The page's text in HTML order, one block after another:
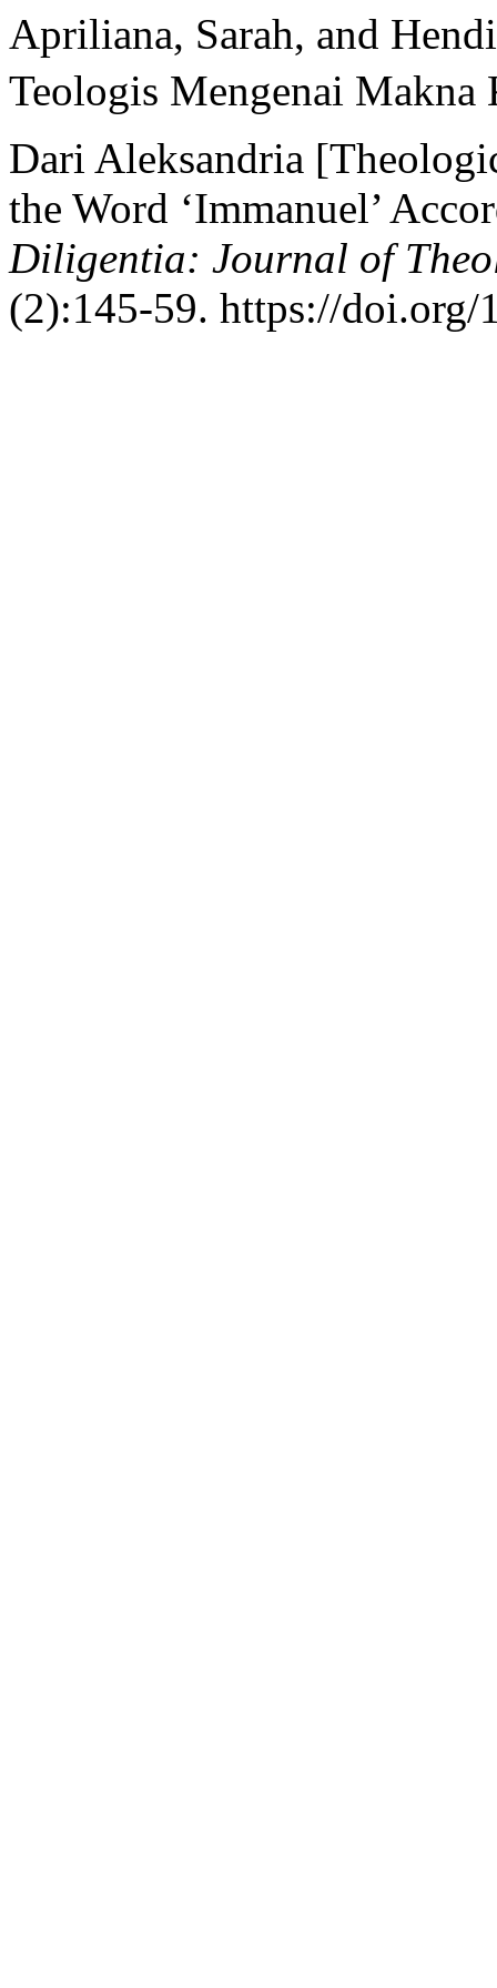
Apriliana, Sarah, and
Teologis Mengenai Makna
Dari Aleksandria
the Word ‘Immanuel’
Diligentia: Journal of
(2):145-59. https://